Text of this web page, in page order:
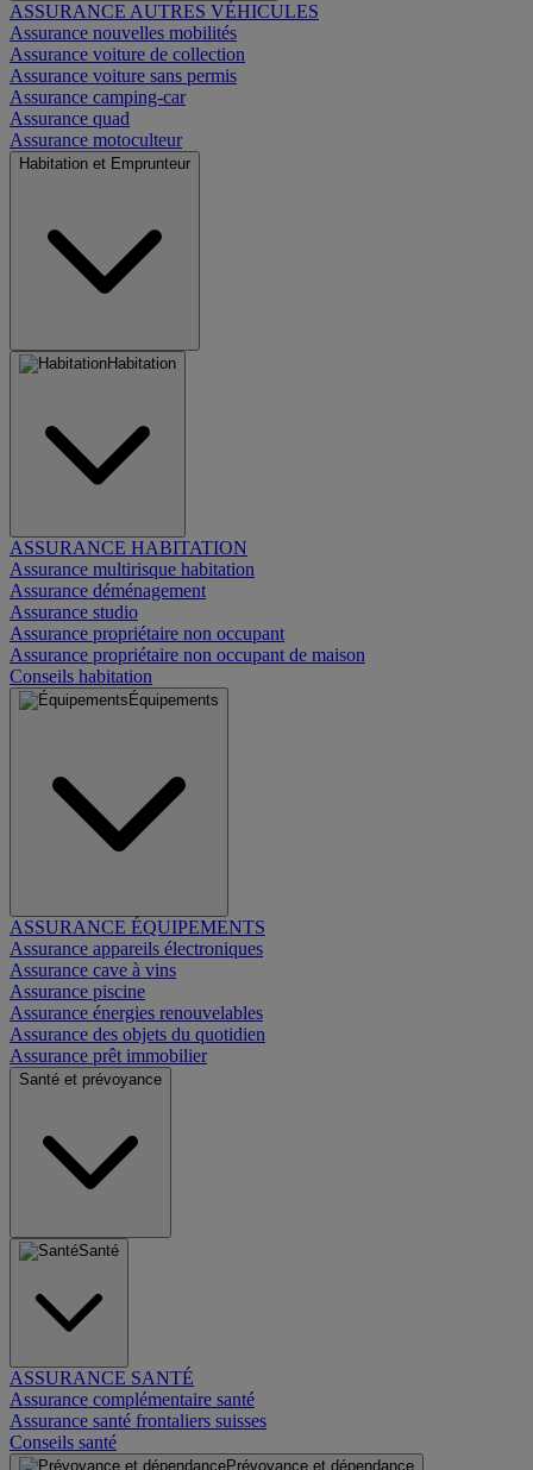
ASSURANCE AUTRES VÉHICULES
Assurance nouvelles mobilités
Assurance voiture de collection
Assurance voiture sans permis
Assurance camping-car
Assurance quad
Assurance motoculteur
Habitation et Emprunteur
Habitation
ASSURANCE HABITATION
Assurance multirisque habitation
Assurance déménagement
Assurance studio
Assurance propriétaire non occupant
Assurance propriétaire non occupant de maison
Conseils habitation
Équipements
ASSURANCE ÉQUIPEMENTS
Assurance appareils électroniques
Assurance cave à vins
Assurance piscine
Assurance énergies renouvelables
Assurance des objets du quotidien
Assurance prêt immobilier
Santé et prévoyance
Santé
ASSURANCE SANTÉ
Assurance complémentaire santé
Assurance santé frontaliers suisses
Conseils santé
Prévoyance et dépendance